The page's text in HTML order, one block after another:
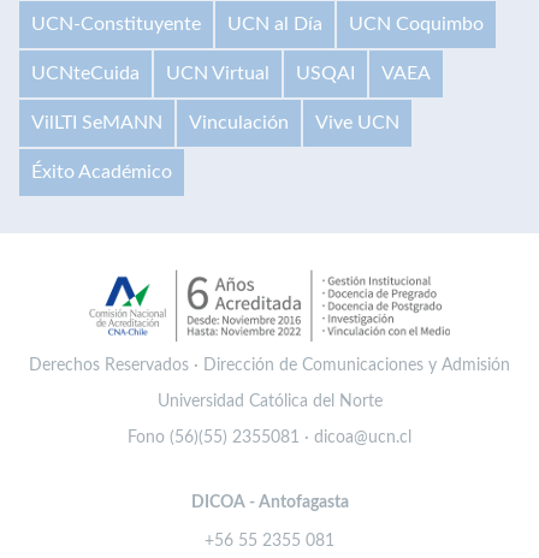
UCN-Constituyente UCN al Día UCN Coquimbo
UCNteCuida UCN Virtual USQAI VAEA
VilLTI SeMANN Vinculación Vive UCN
Éxito Académico
Derechos Reservados · Dirección de Comunicaciones y Admisión
Universidad Católica del Norte
Fono (56)(55) 2355081 · dicoa@ucn.cl
DICOA - Antofagasta
+56 55 2355 081